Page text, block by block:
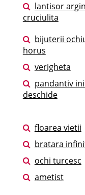
lantisor
cruciulita
bijuterii
horus
verigheta
pandantiv
deschide
floarea vietii
bratara
ochi turcesc
ametist